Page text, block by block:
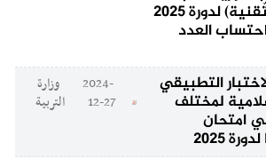
العلوم التّقنية) لدورة 2025
العدد
التطبيقي
لمختلف
امتحان
2025
2024-
12-27
وزارة
التربية